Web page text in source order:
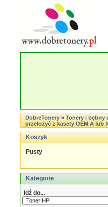
DobreTonery»Tonery i bębny
przełożyć z kasety OEM A lub
Koszyk
Pusty
Kategorie
Idź do...